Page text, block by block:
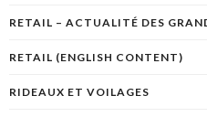
RETAIL – ACTUALITÉ DES
RETAIL (ENGLISH CONTENT)
RIDEAUX ET VOILAGES